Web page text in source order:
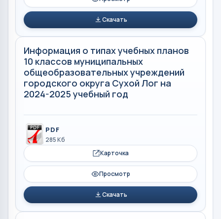
Скачать
Информация о типах учебных планов
10 классов муниципальных
общеобразовательных учреждений
городского округа Сухой Лог на
2024-2025 учебный год
PDF
285 Кб
Карточка
Просмотр
Скачать